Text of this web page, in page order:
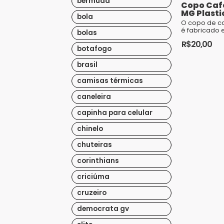
bola
bolas
botafogo
brasil
camisas térmicas
caneleira
capinha para celular
chinelo
chuteiras
corinthians
criciúma
cruzeiro
democrata gv
Copo
MG
O copo de
é fabricado
resistente e
R$20,00